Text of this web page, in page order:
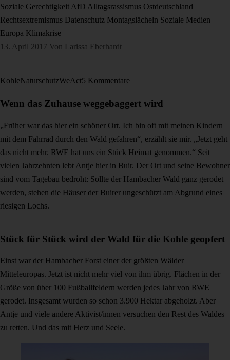
Soziale Gerechtigkeit AfD Alltagsrassismus Ostdeutschland
Rechtsextremismus Datenschutz Montagslächeln Soziale Medien
Europa Klimakrise
13. April 2017 Von Larissa Eberhardt
KohleNaturschutzWeAct5 Kommentare
Wenn das Zuhause weggebaggert wird
„Früher war das hier ein schöner Ort. Ich bin oft mit meinen Kindern
mit dem Fahrrad durch den Wald gefahren“, erzählt sie mir. „Jetzt geht
das nicht mehr. RWE hat uns ein Stück Heimat genommen.“ Seit
vielen Jahrzehnten lebt Antje hier in Buir. Der Ort und seine Bewohner
sind vom Tagebau bedroht: Sollte der Hambacher Wald ganz gerodet
werden, stehen die Häuser der Buirer ungeschützt am Abgrund eines
riesigen Lochs.
Stück für Stück wird der Wald für die Kohle geopfert
Einst war der Hambacher Forst einer der größten Wälder
Mitteleuropas. Jetzt ist nicht mehr viel von ihm übrig. Flächen in der
Größe von über 100 Fußballfeldern werden jedes Jahr von RWE
gerodet. Insgesamt wurden so schon 3.900 Hektar abgeholzt. Aber
Antje und viele andere Aktivist/innen versuchen den Rest des Waldes
zu retten. Und das mit Herz und Seele.